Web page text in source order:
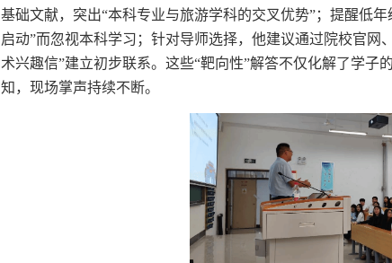
基础文献，突出“本科专业与旅游学科的交叉优势”；提醒低
启动”而忽视本科学习；针对导师选择，他建议通过院校官
术兴趣信”建立初步联系。这些“靶向性”解答不仅化解了学子
知，现场掌声持续不断。